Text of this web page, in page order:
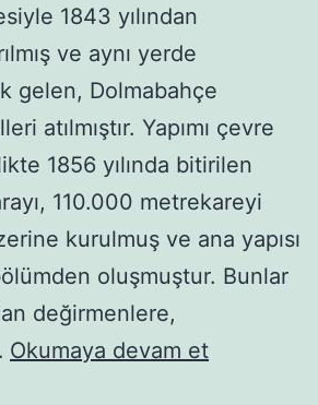
1843 yılından
ve aynı yerde
gelen, Dolmabahçe
atılmıştır. Yapımı çevre
1856 yılında bitirilen
110.000 metrekareyi
kurulmuş ve ana yapısı
oluşmuştur. Bunlar
değirmenlere,
Okumaya devam et